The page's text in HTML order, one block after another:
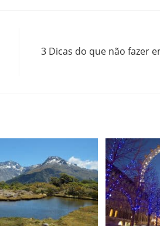
3 Dicas do que não fazer